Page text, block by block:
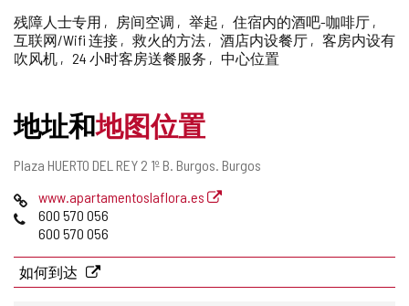
残障人士专用 房间空调 举起
住宿内的酒吧-咖啡厅
互联网/Wifi 连接
救火的方法 酒店内设餐厅
客房内设有
吹风机
24 小时客房送餐服务 中心位置
地址和地图位置
邮
地
址
Plaza HUERTO DEL REY 2 1º B. Burgos. Burgos
网
页
www.apartamentoslaflora.es
电
600 570 056
600 570 056
如何到达